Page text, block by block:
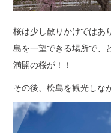
桜は少し散りかけではあ
島を一望できる場所で、
満開の桜が！！
その後、松島を観光しな